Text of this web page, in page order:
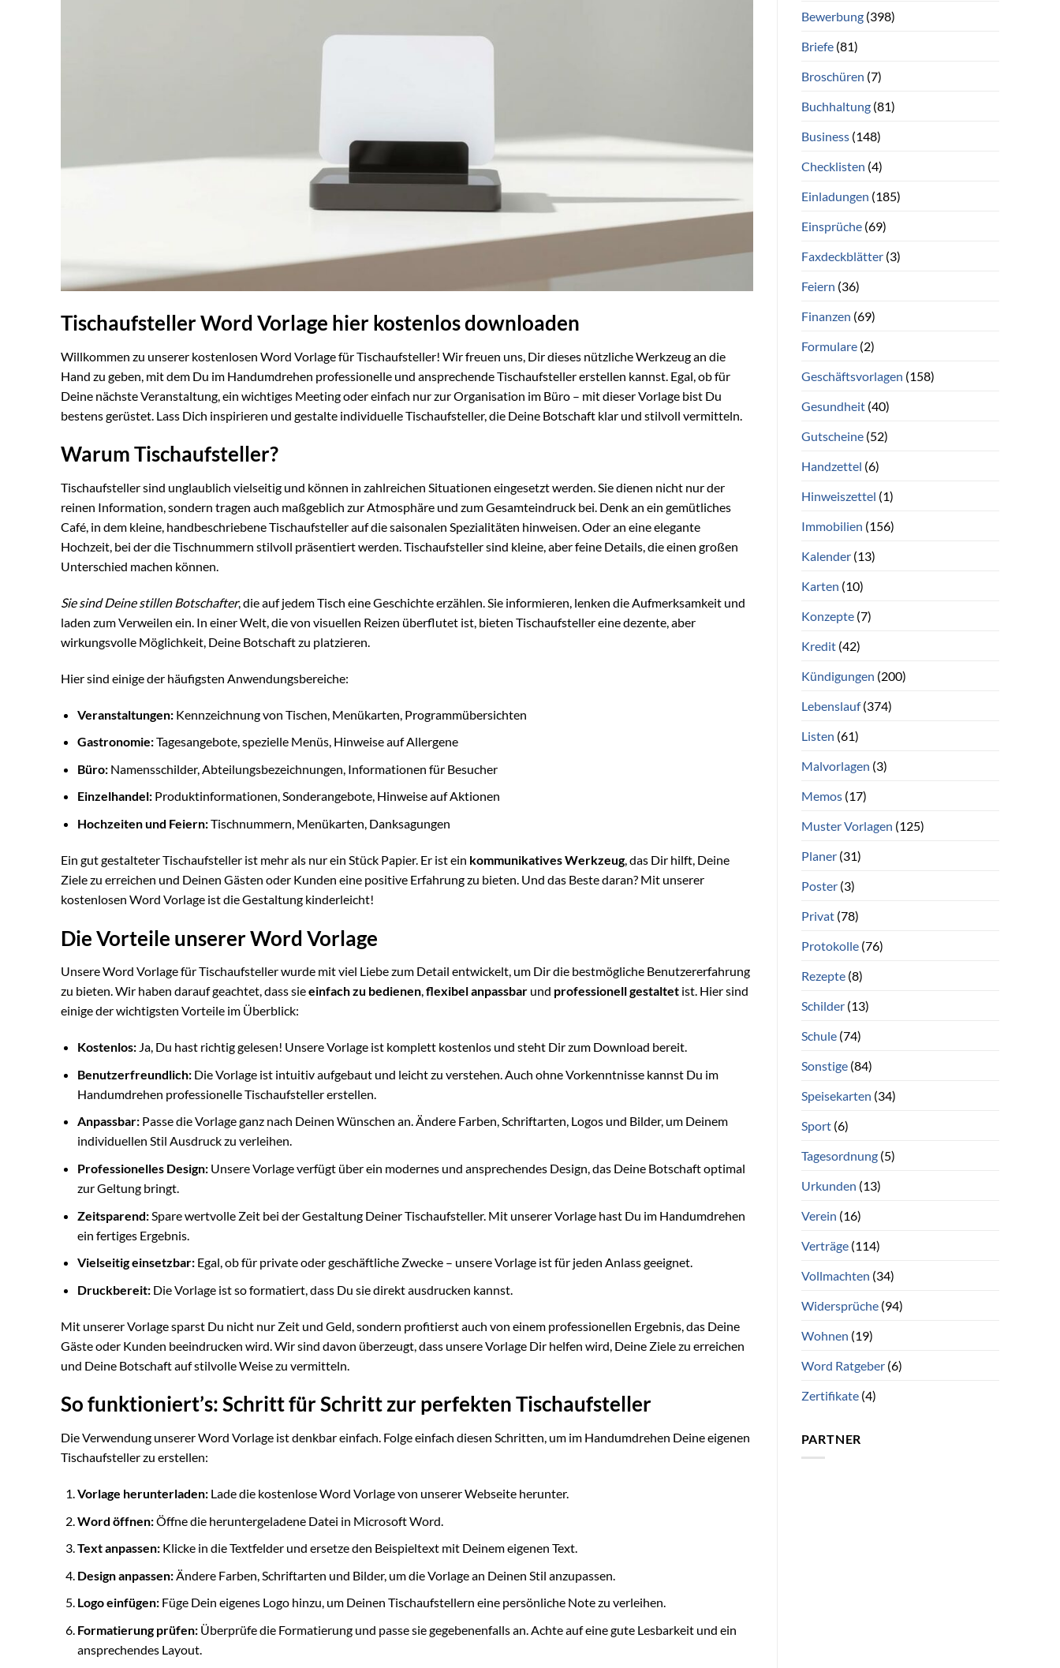
Tischaufsteller Word Vorlage hier kostenlos downloaden
Willkommen zu unserer kostenlosen Word Vorlage für Tischaufsteller! Wir freuen uns, Dir dieses nützliche Werkzeug an die
Hand zu geben, mit dem Du im Handumdrehen professionelle und ansprechende Tischaufsteller erstellen kannst. Egal, ob für
Deine nächste Veranstaltung, ein wichtiges Meeting oder einfach nur zur Organisation im Büro – mit dieser Vorlage bist Du
bestens gerüstet. Lass Dich inspirieren und gestalte individuelle Tischaufsteller, die Deine Botschaft klar und stilvoll vermitteln.
Warum Tischaufsteller?
Tischaufsteller sind unglaublich vielseitig und können in zahlreichen Situationen eingesetzt werden. Sie dienen nicht nur der
reinen Information, sondern tragen auch maßgeblich zur Atmosphäre und zum Gesamteindruck bei. Denk an ein gemütliches
Café, in dem kleine, handbeschriebene Tischaufsteller auf die saisonalen Spezialitäten hinweisen. Oder an eine elegante
Hochzeit, bei der die Tischnummern stilvoll präsentiert werden. Tischaufsteller sind kleine, aber feine Details, die einen großen
Unterschied machen können.
Sie sind Deine stillen Botschafter, die auf jedem Tisch eine Geschichte erzählen. Sie informieren, lenken die Aufmerksamkeit und
laden zum Verweilen ein. In einer Welt, die von visuellen Reizen überflutet ist, bieten Tischaufsteller eine dezente, aber
wirkungsvolle Möglichkeit, Deine Botschaft zu platzieren.
Hier sind einige der häufigsten Anwendungsbereiche:
Veranstaltungen:Kennzeichnung von Tischen, Menükarten, Programmübersichten
Gastronomie:Tagesangebote, spezielle Menüs, Hinweise auf Allergene
Büro:Namensschilder, Abteilungsbezeichnungen, Informationen für Besucher
Einzelhandel:Produktinformationen, Sonderangebote, Hinweise auf Aktionen
Hochzeiten und Feiern:Tischnummern, Menükarten, Danksagungen
Ein gut gestalteter Tischaufsteller ist mehr als nur ein Stück Papier. Er ist ein kommunikatives Werkzeug, das Dir hilft, Deine
Ziele zu erreichen und Deinen Gästen oder Kunden eine positive Erfahrung zu bieten. Und das Beste daran? Mit unserer
kostenlosen Word Vorlage ist die Gestaltung kinderleicht!
Die Vorteile unserer Word Vorlage
Unsere Word Vorlage für Tischaufsteller wurde mit viel Liebe zum Detail entwickelt, um Dir die bestmögliche Benutzererfahrung
zu bieten. Wir haben darauf geachtet, dass sieeinfach zu bedienen,flexibel anpassbar und professionell gestaltet ist. Hier sind
einige der wichtigsten Vorteile im Überblick:
Kostenlos:Ja, Du hast richtig gelesen! Unsere Vorlage ist komplett kostenlos und steht Dir zum Download bereit.
Benutzerfreundlich:Die Vorlage ist intuitiv aufgebaut und leicht zu verstehen. Auch ohne Vorkenntnisse kannst Du im
Handumdrehen professionelle Tischaufsteller erstellen.
Anpassbar:Passe die Vorlage ganz nach Deinen Wünschen an. Ändere Farben, Schriftarten, Logos und Bilder, um Deinem
individuellen Stil Ausdruck zu verleihen.
Professionelles Design:Unsere Vorlage verfügt über ein modernes und ansprechendes Design, das Deine Botschaft optimal
zur Geltung bringt.
Zeitsparend:Spare wertvolle Zeit bei der Gestaltung Deiner Tischaufsteller. Mit unserer Vorlage hast Du im Handumdrehen
ein fertiges Ergebnis.
Vielseitig einsetzbar:Egal, ob für private oder geschäftliche Zwecke – unsere Vorlage ist für jeden Anlass geeignet.
Druckbereit:Die Vorlage ist so formatiert, dass Du sie direkt ausdrucken kannst.
Mit unserer Vorlage sparst Du nicht nur Zeit und Geld, sondern profitierst auch von einem professionellen Ergebnis, das Deine
Gäste oder Kunden beeindrucken wird. Wir sind davon überzeugt, dass unsere Vorlage Dir helfen wird, Deine Ziele zu erreichen
und Deine Botschaft auf stilvolle Weise zu vermitteln.
So funktioniert’s: Schritt für Schritt zur perfekten Tischaufsteller
Die Verwendung unserer Word Vorlage ist denkbar einfach. Folge einfach diesen Schritten, um im Handumdrehen Deine eigenen
Tischaufsteller zu erstellen:
Vorlage herunterladen:Lade die kostenlose Word Vorlage von unserer Webseite herunter.
Word öffnen:Öffne die heruntergeladene Datei in Microsoft Word.
Text anpassen:Klicke in die Textfelder und ersetze den Beispieltext mit Deinem eigenen Text.
Design anpassen:Ändere Farben, Schriftarten und Bilder, um die Vorlage an Deinen Stil anzupassen.
Logo einfügen:Füge Dein eigenes Logo hinzu, um Deinen Tischaufstellern eine persönliche Note zu verleihen.
Formatierung prüfen:Überprüfe die Formatierung und passe sie gegebenenfalls an. Achte auf eine gute Lesbarkeit und ein
ansprechendes Layout.
Bewerbung(398)
Briefe(81)
Broschüren (7)
Buchhaltung(81)
Business(148)
Checklisten (4)
Einladungen (185)
Einsprüche(69)
Faxdeckblätter(3)
Feiern (36)
Finanzen (69)
Formulare(2)
Geschäftsvorlagen (158)
Gesundheit(40)
Gutscheine(52)
Handzettel (6)
Hinweiszettel (1)
Immobilien (156)
Kalender(13)
Karten (10)
Konzepte(7)
Kredit(42)
Kündigungen (200)
Lebenslauf(374)
Listen (61)
Malvorlagen (3)
Memos(17)
Muster Vorlagen (125)
Planer(31)
Poster(3)
Privat(78)
Protokolle(76)
Rezepte(8)
Schilder(13)
Schule(74)
Sonstige(84)
Speisekarten (34)
Sport(6)
Tagesordnung(5)
Urkunden (13)
Verein (16)
Verträge(114)
Vollmachten (34)
Widersprüche(94)
Wohnen (19)
Word Ratgeber(6)
Zertifikate(4)
PARTNER